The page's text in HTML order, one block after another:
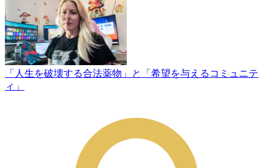
「人生を破壊する合法薬物」と「希望を与えるコミュニテ
ィ」